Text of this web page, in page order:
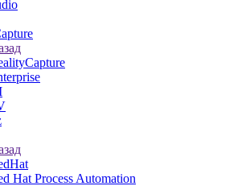
Hat Process Automation